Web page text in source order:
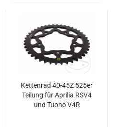
Kettenrad 40-45Z 525er
Teilung für Aprilia RSV4
und Tuono V4R